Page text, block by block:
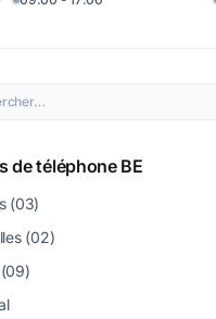
de téléphone BE
(03)
(02)